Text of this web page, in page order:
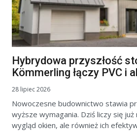
Hybrydowa przyszłość
Kömmerling łączy PVC i
28 lipiec 2026
Nowoczesne budownictwo stawia
wyższe wymagania. Dziś liczy się
wygląd okien, ale również ich